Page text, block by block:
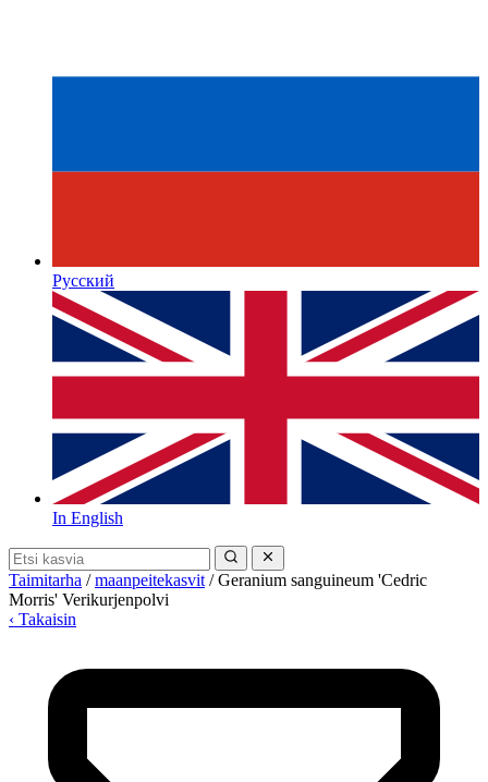
Русский
In English
Taimitarha / maanpeitekasvit / Geranium sanguineum 'Cedric
Morris' Verikurjenpolvi
‹ Takaisin